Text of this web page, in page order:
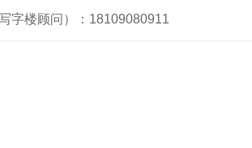
字楼顾问）：18109080911